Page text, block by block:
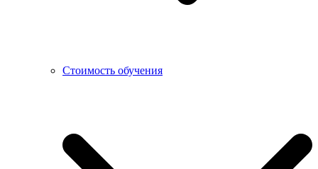
Стоимость обучения